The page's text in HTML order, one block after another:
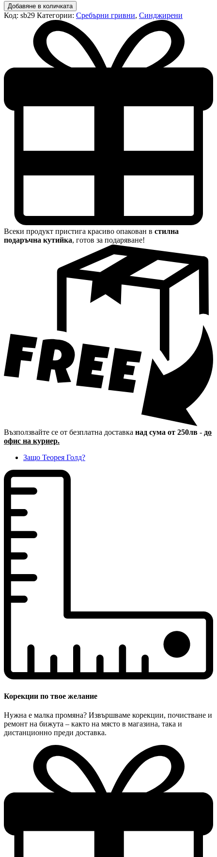
количество
за
Добавяне в количката
Код: sb29 Категории: Сребърни гривни, Синджирени
Всеки продукт пристига красиво опакован в стилна
подаръчна кутийка, готов за подаряване!
Възползвайте се от безплатна доставка над сума от 250лв - до
офис на куриер.
Защо Теорея Голд?
Корекции по твое желание
Нужна е малка промяна? Извършваме корекции, почистване и
ремонт на бижута – както на място в магазина, така и
дистанционно преди доставка.